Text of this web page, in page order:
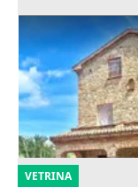
Asta Villa con
Cingoli
Offerta minima
554.585 €
30/10/2026
VETRINA